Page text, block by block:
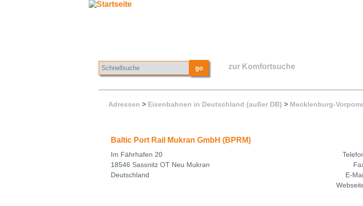
zur Komfortsuche
Adressen > Eisenbahnen in Deutschland (außer DB) > Mecklenburg-
Baltic Port Rail Mukran GmbH (BPRM)
Im Fährhafen 20
18546 Sassnitz OT Neu Mukran
Deutschland
E-